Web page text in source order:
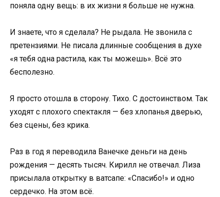
поняла одну вещь: в их жизни я больше не нужна.
И знаете, что я сделала? Не рыдала. Не звонила с
претензиями. Не писала длинные сообщения в духе
«я тебя одна растила, как ты можешь». Всё это
бесполезно.
Я просто отошла в сторону. Тихо. С достоинством. Так
уходят с плохого спектакля — без хлопанья дверью,
без сцены, без крика.
Раз в год я переводила Ванечке деньги на день
рождения — десять тысяч. Кирилл не отвечал. Лиза
присылала открытку в ватсапе: «Спасибо!» и одно
сердечко. На этом всё.